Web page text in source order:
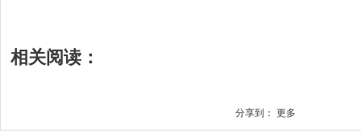
相关阅读：
分享到： 更多